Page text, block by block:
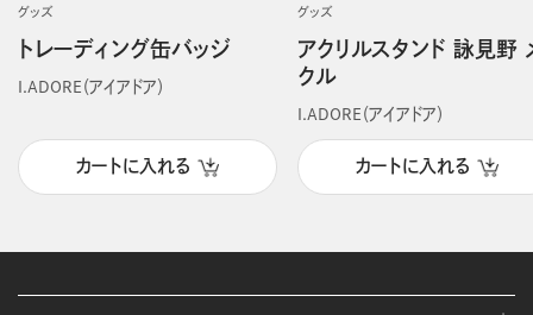
グッズ
トレーディング缶バッジ
I.ADORE（アイアドア）
カートに入れる
グッズ
アクリルスタンド 詠見野
クル
I.ADORE（アイアドア）
カートに入れる